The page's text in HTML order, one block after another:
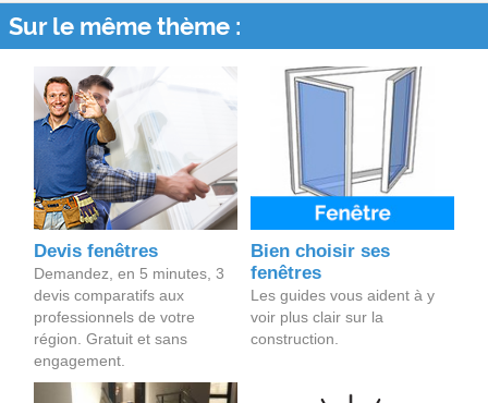
Sur le même thème :
Devis fenêtres
Demandez, en 5 minutes, 3
devis comparatifs aux
professionnels de votre
région. Gratuit et sans
engagement.
Bien choisir ses
fenêtres
Les guides vous aident à y
voir plus clair sur la
construction.